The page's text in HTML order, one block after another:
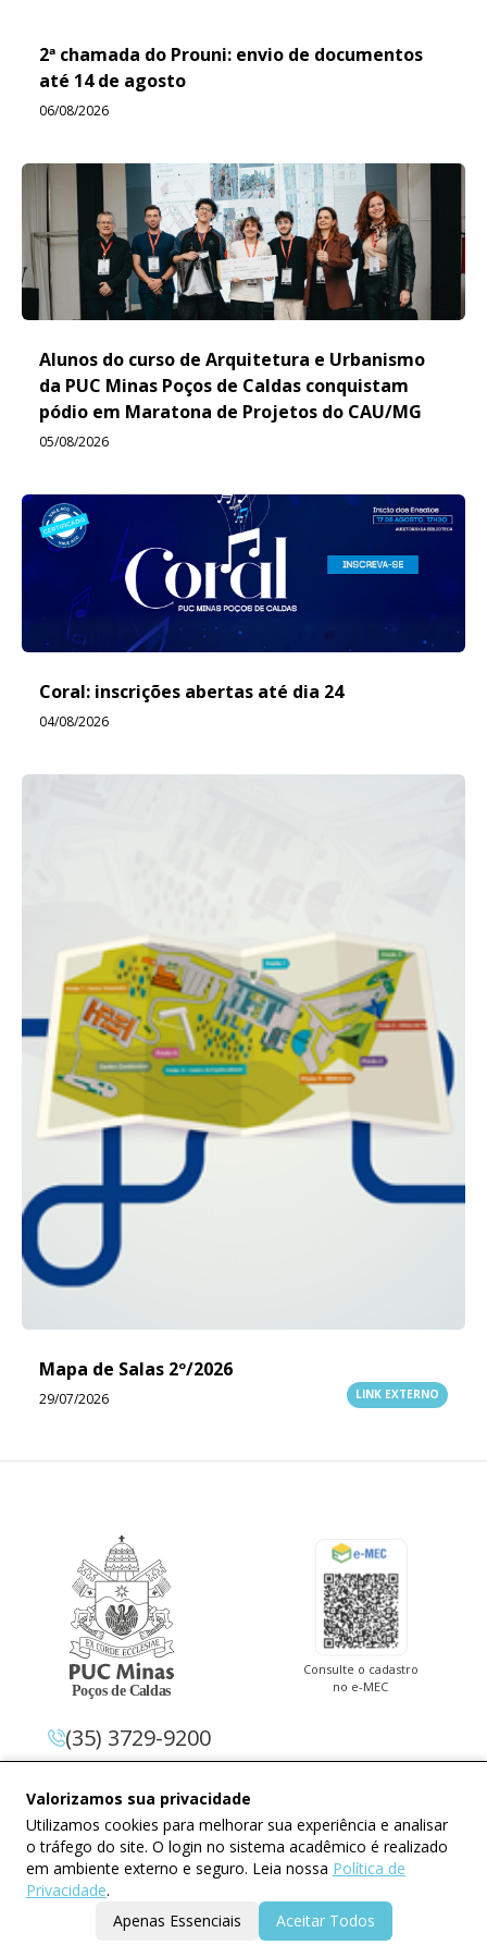
2ª chamada do Prouni: envio de documentos
até 14 de agosto
06/08/2026
Alunos do curso de Arquitetura e Urbanismo
da PUC Minas Poços de Caldas conquistam
pódio em Maratona de Projetos do CAU/MG
05/08/2026
Coral: inscrições abertas até dia 24
04/08/2026
Mapa de Salas 2º/2026
29/07/2026 LINK EXTERNO
Valorizamos sua privacidade
Utilizamos cookies para melhorar sua experiência e analisar
o tráfego do site. O login no sistema acadêmico é realizado
em ambiente externo e seguro. Leia nossa Política de
Privacidade.
Apenas Essenciais
Aceitar Todos
Consulte o cadastro
no e-MEC
(35) 3729-9200
Jardim Country Club 37.714-620 –
Poços De Caldas – Minas Gerais